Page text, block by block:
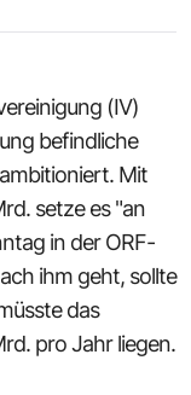
(IV)
befindliche
Mit
setze es "an
in der ORF-
ihm geht, sollte
das
pro Jahr liegen.